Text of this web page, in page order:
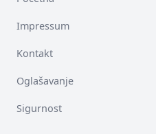
Impressum
Kontakt
Oglašavanje
Sigurnost